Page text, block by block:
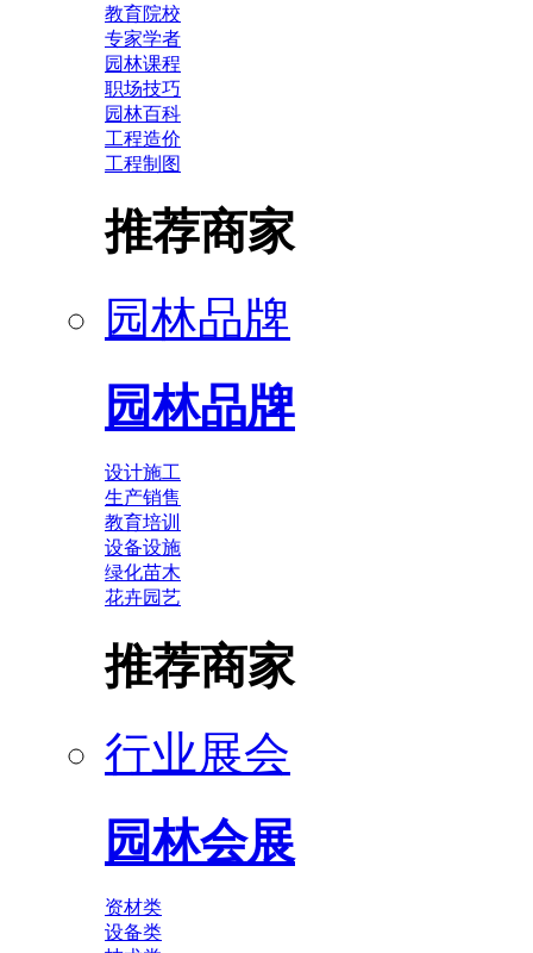
教育院校
专家学者
园林课程
职场技巧
园林百科
工程造价
工程制图
推荐商家
园林品牌
园林品牌
设计施工
生产销售
教育培训
设备设施
绿化苗木
花卉园艺
推荐商家
行业展会
园林会展
资材类
设备类